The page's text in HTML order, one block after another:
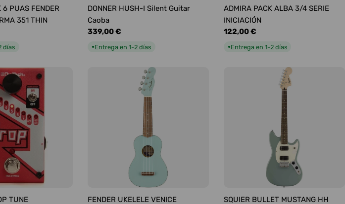
6 PUAS FENDER
351 THIN
días
DONNER HUSH-I Silent Guitar
Caoba
Precio
339,00 €
●Entrega en 1-2 días
ADMIRA PACK ALBA 3/4 SERIE
INICIACIÓN
Precio
122,00 €
●Entrega en 1-2 días
TUNE
FENDER UKELELE VENICE
SQUIER BULLET MUSTANG HH